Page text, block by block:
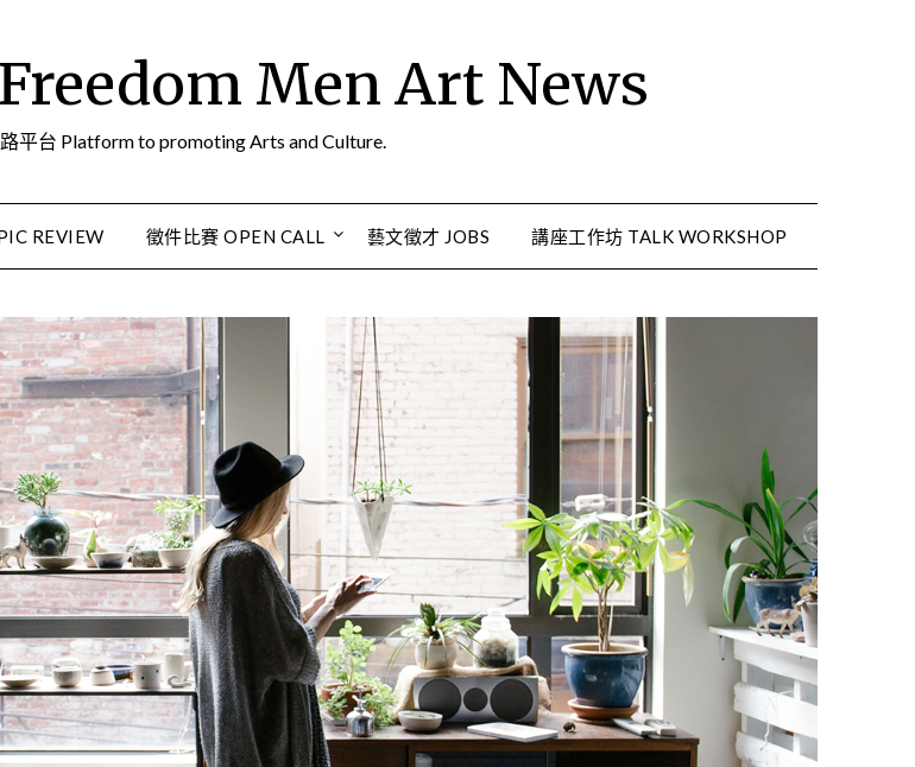
Men Art News
平台 Platform to promoting Arts and Culture.
REVIEW 徵件比賽 OPEN CALL 藝文徵才 JOBS 講座工作坊 TALK WORKSHOP